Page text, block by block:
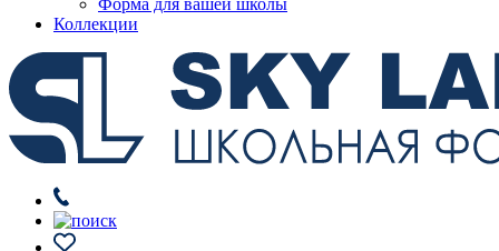
Форма для вашей школы
Коллекции